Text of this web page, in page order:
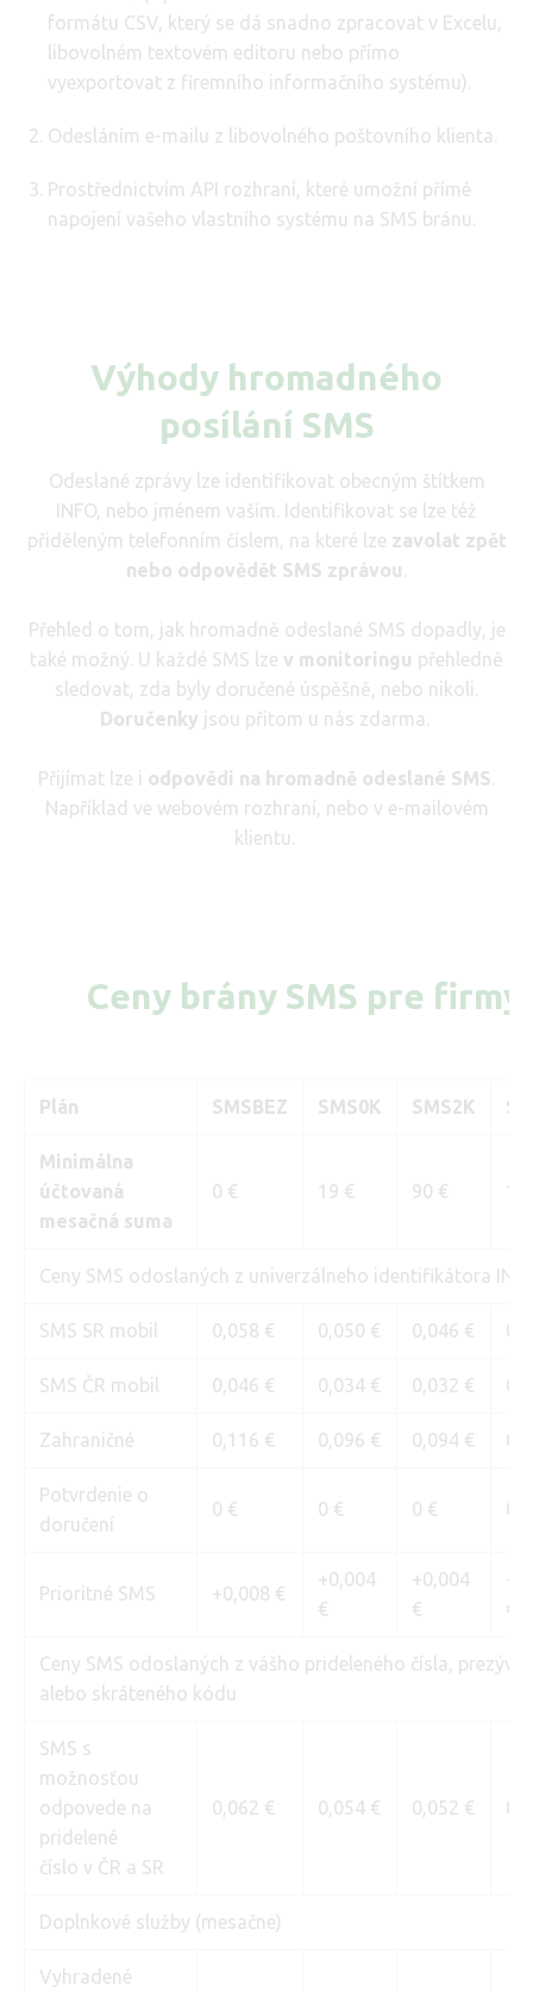
formátu CSV, který se dá snadno zpracovat v Excelu,
libovolném textovém editoru nebo přímo
vyexportovat z firemního informačního systému).
Odesláním e-mailu z libovolného poštovního klienta.
Prostřednictvím API rozhraní, které umožní přímé
napojení vašeho vlastního systému na SMS bránu.
Výhody hromadného
posílání SMS
Odeslané zprávy lze identifikovat obecným štítkem
INFO, nebo jménem vaším. Identifikovat se lze též
přiděleným telefonním číslem, na které lze zavolat zpět
nebo odpovědět SMS zprávou.
Přehled o tom, jak hromadně odeslané SMS dopadly, je
také možný. U každé SMS lze v monitoringu přehledně
sledovat, zda byly doručené úspěšně, nebo nikoli.
Doručenky jsou přitom u nás zdarma.
Přijímat lze i odpovědi na hromadně odeslané SMS.
Například ve webovém rozhraní, nebo v e-mailovém
klientu.
Ceny brány SMS pre firmy
Plán SMSBEZ SMS0K SMS2K
Minimálna
účtovaná
mesačná suma
0 € 19 € 90 €
Ceny SMS odoslaných z univerzálneho identifikátora
SMS SR mobil 0,058 € 0,050 € 0,046 €
SMS ČR mobil 0,046 € 0,034 € 0,032 €
Zahraničné 0,116 € 0,096 € 0,094 €
Potvrdenie o
doručení
0 € 0 € 0 € 0 €
Prioritné SMS +0,008 €
+0,004
€
+0,004
€
€
Ceny SMS odoslaných z vášho prideleného čísla, prezývky
alebo skráteného kódu
SMS s
možnosťou
odpovede na
pridelené
číslo v ČR a SR
0,062 € 0,054 € 0,052 €
Doplnkové služby (mesačne)
Vyhradené